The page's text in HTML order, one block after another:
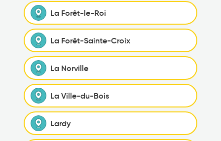
La Forêt-le-Roi
La Forêt-Sainte-Croix
La Norville
La Ville-du-Bois
Lardy